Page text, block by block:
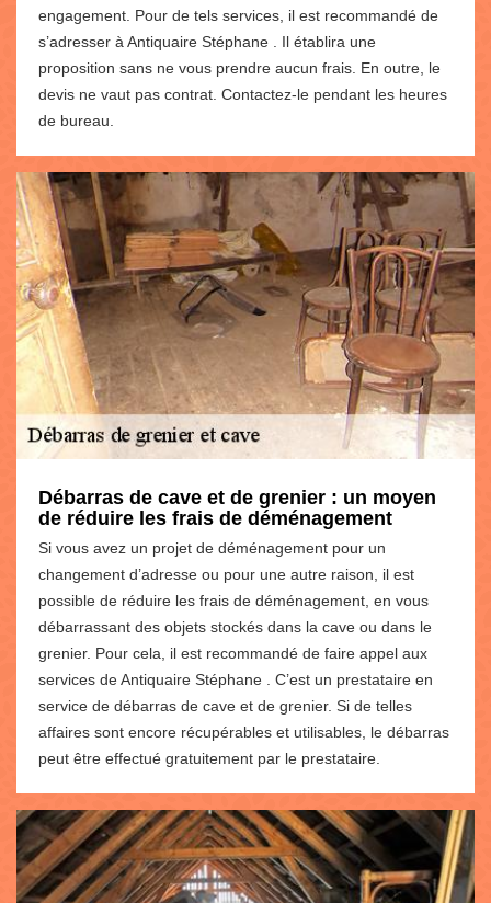
engagement. Pour de tels services, il est recommandé de
s’adresser à Antiquaire Stéphane . Il établira une
proposition sans ne vous prendre aucun frais. En outre, le
devis ne vaut pas contrat. Contactez-le pendant les heures
de bureau.
Débarras de cave et de grenier : un moyen
de réduire les frais de déménagement
Si vous avez un projet de déménagement pour un
changement d’adresse ou pour une autre raison, il est
possible de réduire les frais de déménagement, en vous
débarrassant des objets stockés dans la cave ou dans le
grenier. Pour cela, il est recommandé de faire appel aux
services de Antiquaire Stéphane . C’est un prestataire en
service de débarras de cave et de grenier. Si de telles
affaires sont encore récupérables et utilisables, le débarras
peut être effectué gratuitement par le prestataire.